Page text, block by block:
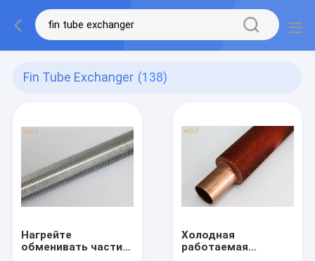
Fin Tube Exchanger (138)
Нагрейте
обменивать части
Холодная
работаемая